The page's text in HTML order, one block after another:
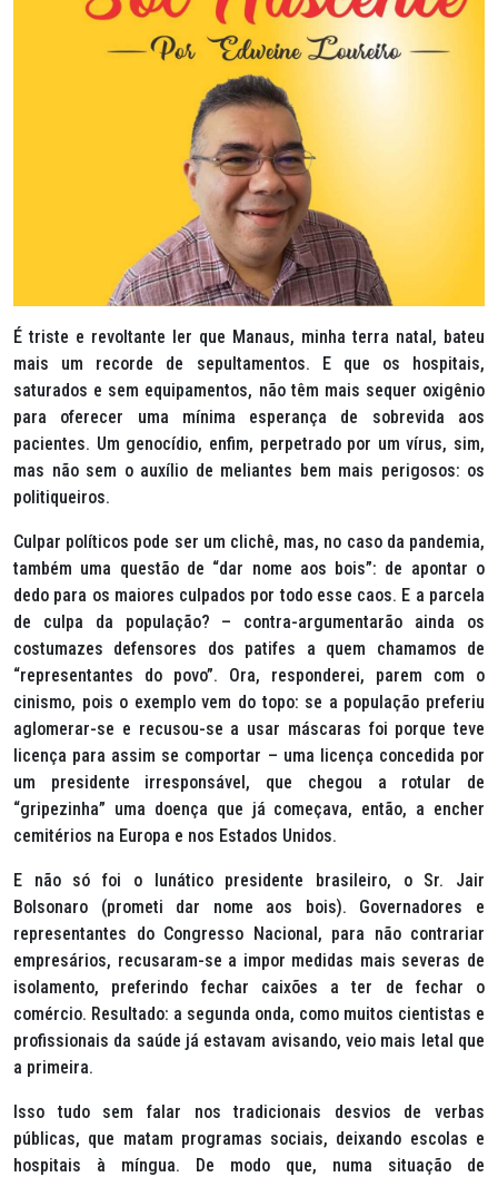
É triste e revoltante ler que Manaus, minha terra natal, bateu
mais um recorde de sepultamentos. E que os hospitais,
saturados e sem equipamentos, não têm mais sequer oxigênio
para oferecer uma mínima esperança de sobrevida aos
pacientes. Um genocídio, enfim, perpetrado por um vírus, sim,
mas não sem o auxílio de meliantes bem mais perigosos: os
politiqueiros.
Culpar políticos pode ser um clichê, mas, no caso da pandemia,
também uma questão de “dar nome aos bois”: de apontar o
dedo para os maiores culpados por todo esse caos. E a parcela
de culpa da população? – contra-argumentarão ainda os
costumazes defensores dos patifes a quem chamamos de
“representantes do povo”. Ora, responderei, parem com o
cinismo, pois o exemplo vem do topo: se a população preferiu
aglomerar-se e recusou-se a usar máscaras foi porque teve
licença para assim se comportar – uma licença concedida por
um presidente irresponsável, que chegou a rotular de
“gripezinha” uma doença que já começava, então, a encher
cemitérios na Europa e nos Estados Unidos.
E não só foi o lunático presidente brasileiro, o Sr. Jair
Bolsonaro (prometi dar nome aos bois). Governadores e
representantes do Congresso Nacional, para não contrariar
empresários, recusaram-se a impor medidas mais severas de
isolamento, preferindo fechar caixões a ter de fechar o
comércio. Resultado: a segunda onda, como muitos cientistas e
profissionais da saúde já estavam avisando, veio mais letal que
a primeira.
Isso tudo sem falar nos tradicionais desvios de verbas
públicas, que matam programas sociais, deixando escolas e
hospitais à míngua. De modo que, numa situação de